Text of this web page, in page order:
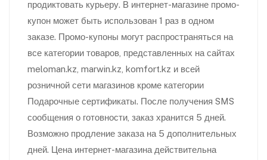
продиктовать курьеру. В интернет-магазине промо-
купон может быть использован 1 раз в одном
заказе. Промо-купоны могут распространяться на
все категории товаров, представленных на сайтах
meloman.kz, marwin.kz, komfort.kz и всей
розничной сети магазинов кроме категории
Подарочные сертификаты. После получения SMS
сообщения о готовности, заказ хранится 5 дней.
Возможно продление заказа на 5 дополнительных
дней. Цена интернет-магазина действительна